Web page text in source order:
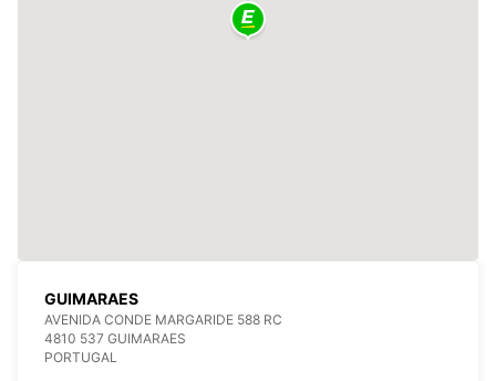
GUIMARAES
AVENIDA CONDE MARGARIDE 588 RC
4810 537 GUIMARAES
PORTUGAL